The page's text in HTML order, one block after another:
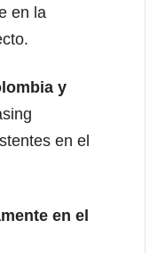
en la
y
en el
en el